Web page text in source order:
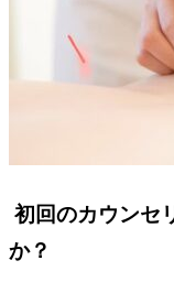
初回のカウンセ
か？